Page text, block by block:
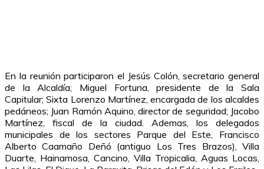
En la reunión participaron el Jesús Colón, secretario general
de la Alcaldía; Miguel Fortuna, presidente de la Sala
Capitular; Sixta Lorenzo Martínez, encargada de los alcaldes
pedáneos; Juan Ramón Aquino, director de seguridad; Jacobo
Martínez, fiscal de la ciudad. Ademas, los delegados
municipales de los sectores Parque del Este, Francisco
Alberto Caamaño Deñó (antiguo Los Tres Brazos), Villa
Duarte, Hainamosa, Cancino, Villa Tropicalia, Aguas Locas,